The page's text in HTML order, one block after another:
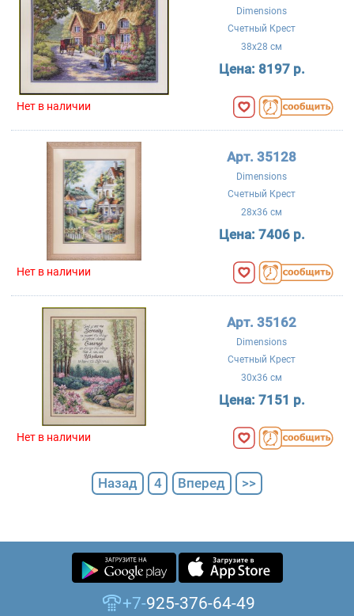
Dimensions
Счетный Крест
38x28 см
Цена: 8197 р.
Нет в наличии
Арт. 35128
Dimensions
Счетный Крест
28x36 см
Цена: 7406 р.
Нет в наличии
Арт. 35162
Dimensions
Счетный Крест
30x36 см
Цена: 7151 р.
Нет в наличии
Назад 4 Вперед >>
+7-925-376-64-49